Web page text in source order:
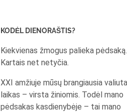
KODĖL DIENORAŠTIS?
Kiekvienas žmogus palieka pėdsaką.
Kartais net netyčia.
XXI amžiuje mūsų brangiausia
laikas – virsta žiniomis. Todėl mano
pėdsakas kasdienybėje – tai mano